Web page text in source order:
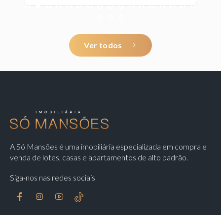
Ver todos
A Só Mansões é uma imobiliária especializada em compra e
venda de lotes, casas e apartamentos de alto padrão.
Siga-nos nas redes sociais